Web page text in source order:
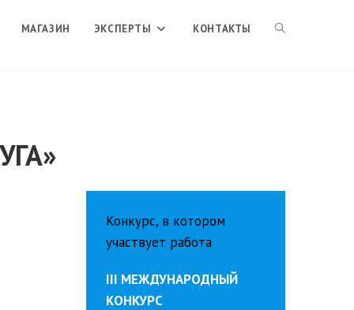
МАГАЗИН ЭКСПЕРТЫ КОНТАКТЫ ПЕРЕКЛЮЧИТЬ
Конкурс, в котором
участвует работа
III МЕЖДУНАРОДНЫЙ
КОНКУРС